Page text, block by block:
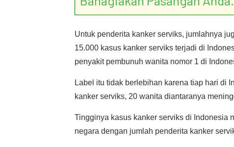
Untuk penderita kanker serviks, jumlahnya
15.000 kasus kanker serviks terjadi di
penyakit pembunuh wanita nomor 1 di
Label itu tidak berlebihan karena tiap hari di
kanker serviks, 20 wanita diantaranya
Tingginya kasus kanker serviks di Indonesia
negara dengan jumlah penderita kanker